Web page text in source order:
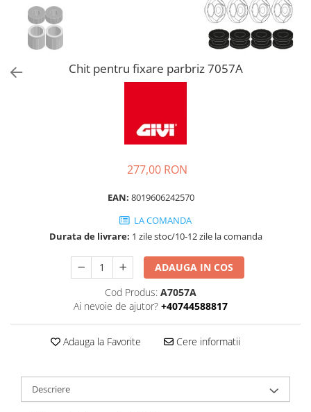
Chit pentru fixare parbriz 7057A
277,00 RON
EAN: 8019606242570
LA COMANDA
Durata de livrare: 1 zile stoc/10-12 zile la comanda
ADAUGA IN COS
Cod Produs: A7057A
Ai nevoie de ajutor? +40744588817
Adauga la Favorite Cere informatii
Descriere